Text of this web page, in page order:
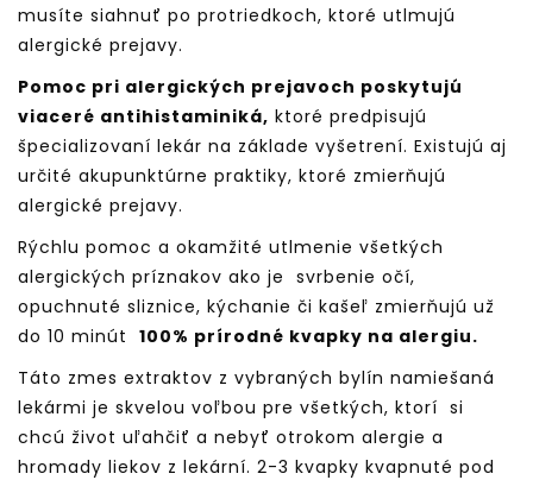
musíte siahnuť po protriedkoch, ktoré utlmujú
alergické prejavy.
Pomoc pri alergických prejavoch poskytujú
viaceré antihistaminiká, ktoré predpisujú
špecializovaní lekár na základe vyšetrení. Existujú aj
určité akupunktúrne praktiky, ktoré zmierňujú
alergické prejavy.
Rýchlu pomoc a okamžité utlmenie všetkých
alergických príznakov ako je svrbenie očí,
opuchnuté sliznice, kýchanie či kašeľ zmierňujú už
do 10 minút 100% prírodné kvapky na alergiu.
Táto zmes extraktov z vybraných bylín namiešaná
lekármi je skvelou voľbou pre všetkých, ktorí si
chcú život uľahčiť a nebyť otrokom alergie a
hromady liekov z lekární. 2-3 kvapky kvapnuté pod